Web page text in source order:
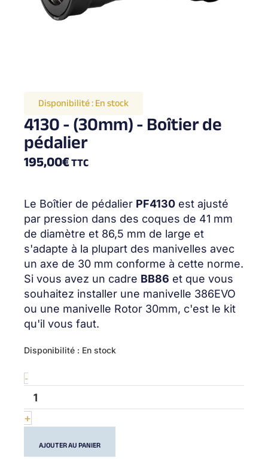
Disponibilité :En stock
4130 - (30mm) - Boîtier de
pédalier
195,00€TTC
Le Boîtier de pédalier PF4130 est ajusté
par pression dans des coques de 41 mm
de diamètre et 86,5 mm de large et
s'adapte à la plupart des manivelles avec
un axe de 30 mm conforme à cette norme.
Si vous avez un cadre BB86 et que vous
souhaitez installer une manivelle 386EVO
ou une manivelle Rotor 30mm, c'est le kit
qu'il vous faut.
Disponibilité : En stock
-
quantité
4130
-
(30mm)
-
Bottom
+
AJOUTER AU PANIER